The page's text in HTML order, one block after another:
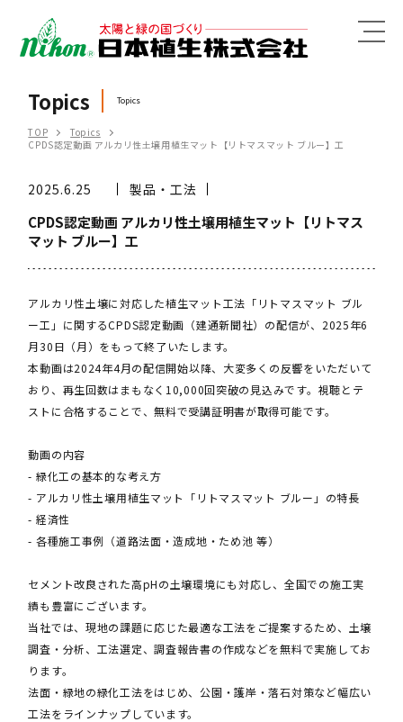
MENU
Topics Topics
TOP
Topics
CPDS認定動画 アルカリ性土壌用植生マット【リトマスマット ブルー】工
2025.6.25 製品・工法
CPDS認定動画 アルカリ性土壌用植生マット【リトマス
マット ブルー】工
アルカリ性土壌に対応した植生マット工法「リトマスマット ブル
ー工」に関するCPDS認定動画（建通新聞社）の配信が、2025年6
月30日（月）をもって終了いたします。
本動画は2024年4月の配信開始以降、大変多くの反響をいただいて
おり、再生回数はまもなく10,000回突破の見込みです。視聴とテ
ストに合格することで、無料で受講証明書が取得可能です。
動画の内容
- 緑化工の基本的な考え方
- アルカリ性土壌用植生マット「リトマスマット ブルー」の特長
- 経済性
- 各種施工事例（道路法面・造成地・ため池 等）
セメント改良された高pHの土壌環境にも対応し、全国での施工実
績も豊富にございます。
当社では、現地の課題に応じた最適な工法をご提案するため、土壌
調査・分析、工法選定、調査報告書の作成などを無料で実施してお
ります。
法面・緑地の緑化工法をはじめ、公園・護岸・落石対策など幅広い
工法をラインナップしています。